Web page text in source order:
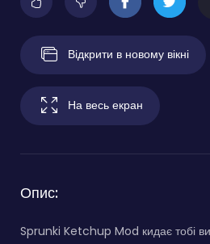
Відкрити в новому вікні
На весь екран
Опис:
Sprunki Ketchup Mod кидає тобі